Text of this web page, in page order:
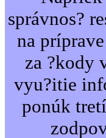
správnos?
na
za ?kody
vyu?itie
ponúk